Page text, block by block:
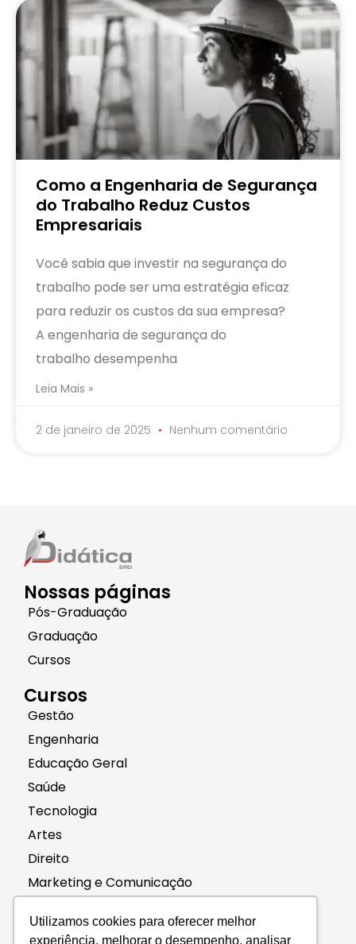
Utilizamos cookies para oferecer melhor
experiência, melhorar o desempenho, analisar
Como a Engenharia de Segurança
do Trabalho Reduz Custos
Empresariais
Você sabia que investir na segurança do
trabalho pode ser uma estratégia eficaz
para reduzir os custos da sua empresa?
A engenharia de segurança do
trabalho desempenha
Leia Mais »
2 de janeiro de 2025 Nenhum comentário
Nossas páginas
Pós-Graduação
Graduação
Cursos
Cursos
Gestão
Engenharia
Educação Geral
Saúde
Tecnologia
Artes
Direito
Marketing e Comunicação
Contato
(11) 96661-4240